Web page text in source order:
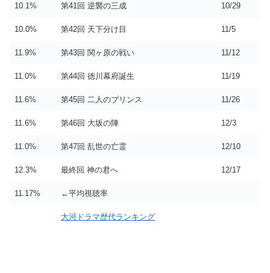
10.1% 第41回 逆襲の三成 10/29
10.0% 第42回 天下分け目 11/5
11.9% 第43回 関ヶ原の戦い 11/12
11.0% 第44回 徳川幕府誕生 11/19
11.6% 第45回 二人のプリンス 11/26
11.6% 第46回 大坂の陣 12/3
11.0% 第47回 乱世の亡霊 12/10
12.3% 最終回 神の君へ 12/17
11.17% ←平均視聴率
大河ドラマ歴代ランキング